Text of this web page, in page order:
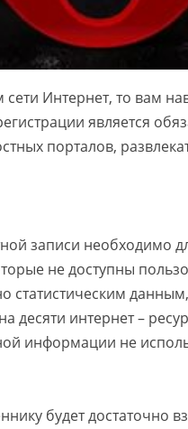
сети Интернет, то вам
является
порталов,
записи необходимо
не доступны
статистическим
десяти интернет –
информации не
будет достаточно